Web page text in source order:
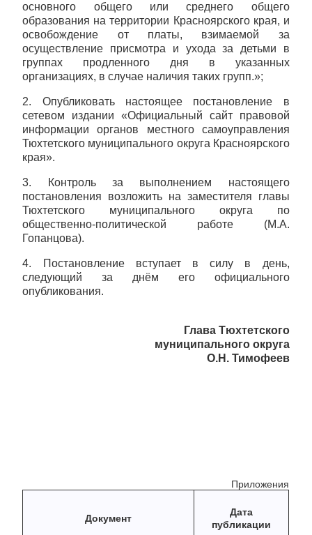
основного общего или среднего общего
образования на территории Красноярского края, и
освобождение от платы, взимаемой за
осуществление присмотра и ухода за детьми в
группах продленного дня в указанных
организациях, в случае наличия таких групп.»;
2. Опубликовать настоящее постановление в
сетевом издании «Официальный сайт правовой
информации органов местного самоуправления
Тюхтетского муниципального округа Красноярского
края».
3. Контроль за выполнением настоящего
постановления возложить на заместителя главы
Тюхтетского муниципального округа по
общественно-политической работе (М.А.
Гопанцова).
4. Постановление вступает в силу в день,
следующий за днём его официального
опубликования.
Глава Тюхтетского
муниципального округа
О.Н. Тимофеев
Приложения
Документ
Дата
публикации